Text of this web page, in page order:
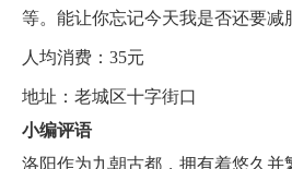
等。能让你忘记今天我是否还要减
人均消费：35元
地址：老城区十字街口
小编评语
洛阳作为九朝古都，拥有着悠久并